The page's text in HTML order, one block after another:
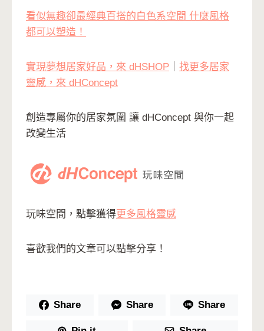
看似無趣卻最經典百搭的白色系空間 什麼風格
都可以塑造！
實現夢想居家好品，來 dHSHOP
找更多居家
靈感，來 dHConcept
創造專屬你的居家氛圍 讓 dHConcept 與你一起
改變生活
玩味空間，點擊獲得更多風格靈感
喜歡我們的文章可以點擊分享！
Share Share Share